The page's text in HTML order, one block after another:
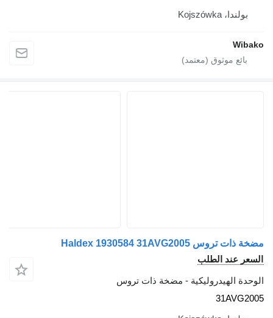
بولندا، Kojszówka
Wibako
مضخة ذات تروس Haldex 1930584 31AVG2005
السعر عند الطلب
الوحدة الهيدروليكية - مضخة ذات تروس
31AVG2005